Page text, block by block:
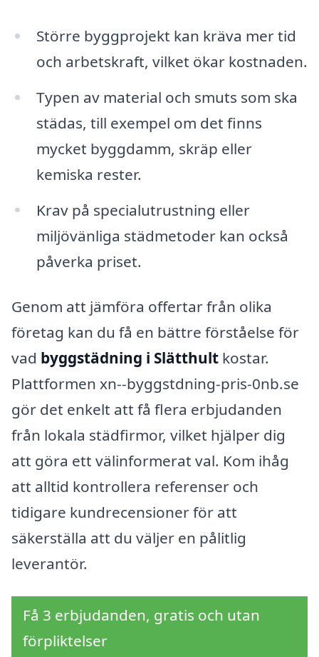
Större byggprojekt kan kräva mer tid
och arbetskraft, vilket ökar kostnaden.
Typen av material och smuts som ska
städas, till exempel om det finns
mycket byggdamm, skräp eller
kemiska rester.
Krav på specialutrustning eller
miljövänliga städmetoder kan också
påverka priset.
Genom att jämföra offertar från olika
företag kan du få en bättre förståelse för
vad byggstädning i Slätthult kostar.
Plattformen xn--byggstdning-pris-0nb.se
gör det enkelt att få flera erbjudanden
från lokala städfirmor, vilket hjälper dig
att göra ett välinformerat val. Kom ihåg
att alltid kontrollera referenser och
tidigare kundrecensioner för att
säkerställa att du väljer en pålitlig
leverantör.
Få 3 erbjudanden, gratis och utan
förpliktelser